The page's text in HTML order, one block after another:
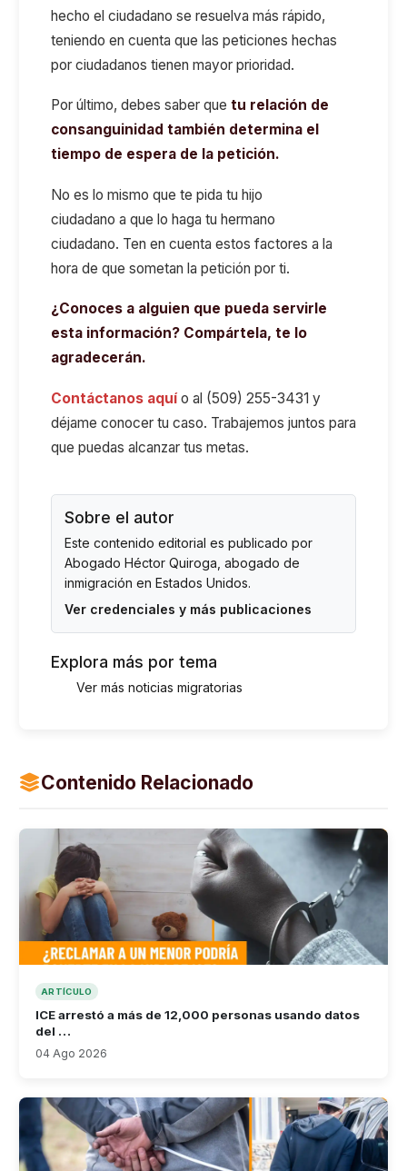
hecho el ciudadano se resuelva más rápido,
teniendo en cuenta que las peticiones hechas
por ciudadanos tienen mayor prioridad.
Por último, debes saber que tu relación de
consanguinidad también determina el
tiempo de espera de la petición.
No es lo mismo que te pida tu hijo
ciudadano a que lo haga tu hermano
ciudadano. Ten en cuenta estos factores a la
hora de que sometan la petición por ti.
¿Conoces a alguien que pueda servirle
esta información? Compártela, te lo
agradecerán.
Contáctanos aquío al (509) 255-3431 y
déjame conocer tu caso. Trabajemos juntos para
que puedas alcanzar tus metas.
Sobre el autor
Este contenido editorial es publicado por
Abogado Héctor Quiroga , abogado de
inmigración en Estados Unidos.
Ver credenciales y más publicaciones
Explora más por tema
Ver más noticias migratorias
Contenido Relacionado
ARTÍCULO
ICE arrestó a más de 12,000 personas usando datos
del …
04 Ago 2026